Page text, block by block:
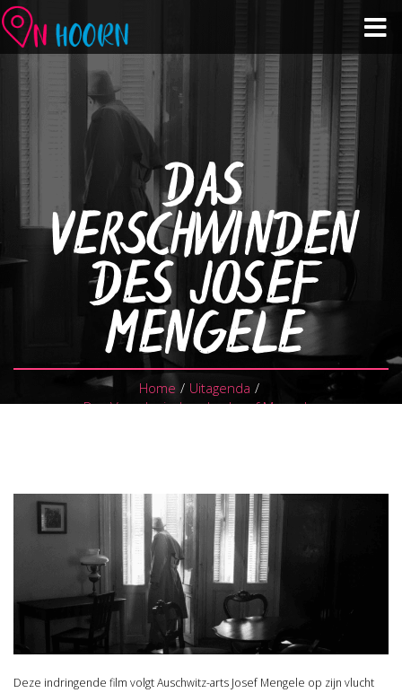
Zien & Doen
Winkelen & Horeca
Over Hoorn
Plan je bezoek
DAS
VERSCHWINDEN
DES JOSEF
MENGELE
Home / Uitagenda /
Das Verschwinden des Josef Mengele
Deze indringende film volgt Auschwitz-arts Josef Mengele op zijn vlucht